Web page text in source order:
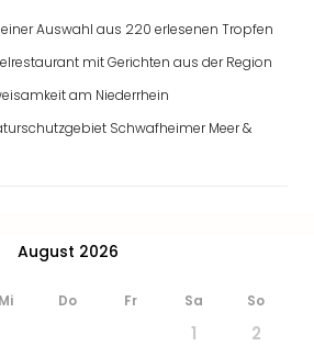
Auswahl aus 220 erlesenen Tropfen
mit Gerichten aus der Region
am Niederrhein
Schwafheimer Meer &
August 2026
Mi Do Fr Sa So
1
2